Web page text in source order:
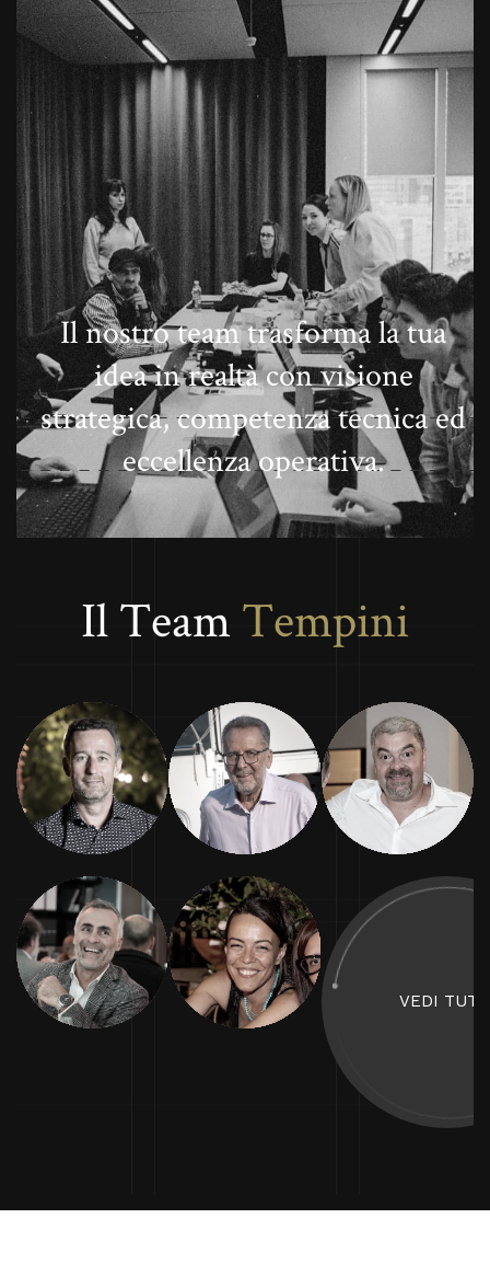
Ilnostroteamtrasformalatua
ideainrealtàconvisione
strategica,competenzatecnicaed
eccellenzaoperativa.
IlTeam Tempini
Nicola Tempini
Amministratore
Delegato
Enrico Tempini
Responsabile Tecnico
Ermanno Fabbri
Responsabile
Logistica
Giuseppe Piovani
Responsabile
Commerciale Project
Division
Silvia Piras
Responsabile
Commerciale Boutique
VEDI